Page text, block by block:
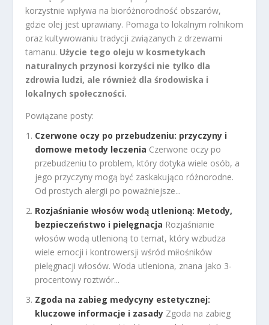
korzystnie wpływa na bioróżnorodność obszarów,
gdzie olej jest uprawiany. Pomaga to lokalnym rolnikom
oraz kultywowaniu tradycji związanych z drzewami
tamanu. Użycie tego oleju w kosmetykach
naturalnych przynosi korzyści nie tylko dla
zdrowia ludzi, ale również dla środowiska i
lokalnych społeczności.
Powiązane posty:
Czerwone oczy po przebudzeniu: przyczyny i
domowe metody leczenia Czerwone oczy po
przebudzeniu to problem, który dotyka wiele osób, a
jego przyczyny mogą być zaskakująco różnorodne.
Od prostych alergii po poważniejsze...
Rozjaśnianie włosów wodą utlenioną: Metody,
bezpieczeństwo i pielęgnacja Rozjaśnianie
włosów wodą utlenioną to temat, który wzbudza
wiele emocji i kontrowersji wśród miłośników
pielęgnacji włosów. Woda utleniona, znana jako 3-
procentowy roztwór...
Zgoda na zabieg medycyny estetycznej:
kluczowe informacje i zasady Zgoda na zabieg